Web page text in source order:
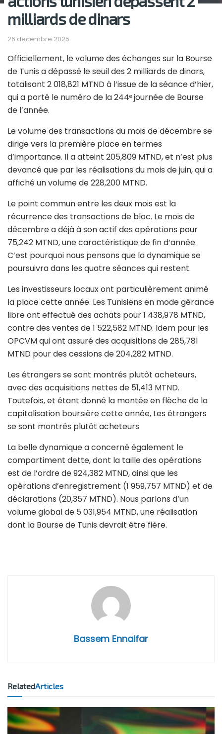
milliards de dinars
26 décembre 2025
Officiellement, le volume des échanges sur la Bourse
de Tunis a dépassé le seuil des 2 milliards de dinars,
totalisant 2 018,821 MTND à l’issue de la séance d’hier,
qui a porté le numéro de la 244e journée de Bourse
de l’année.
Le volume des transactions du mois de décembre se
dirige vers la première place en termes
d’importance. Il a atteint 205,809 MTND, et n’est plus
devancé que par les réalisations du mois de juin, qui a
affiché un volume de 228,200 MTND.
Le point commun entre les deux mois est la
récurrence des transactions de bloc. Le mois de
décembre a déjà à son actif des opérations pour
75,242 MTND, une caractéristique de fin d’année.
C’est pourquoi nous pensons que la dynamique se
poursuivra dans les quatre séances qui restent.
Les investisseurs locaux ont particulièrement animé
la place cette année. Les Tunisiens en mode gérance
libre ont effectué des achats pour 1 438,978 MTND,
contre des ventes de 1 522,582 MTND. Idem pour les
OPCVM qui ont assuré des acquisitions de 285,781
MTND pour des cessions de 204,282 MTND.
Les étrangers se sont montrés plutôt acheteurs,
avec des acquisitions nettes de 51,413 MTND.
Toutefois, et étant donné la montée en flèche de la
capitalisation boursière cette année, Les étrangers
se sont montrés plutôt acheteurs
La belle dynamique a concerné également le
compartiment dette, dont la taille des opérations
est de l’ordre de 924,382 MTND, ainsi que les
opérations d’enregistrement (1 959,757 MTND) et de
déclarations (20,357 MTND). Nous parlons d’un
volume global de 5 031,954 MTND, une réalisation
dont la Bourse de Tunis devrait être fière.
Bassem Ennaifar
RelatedArticles